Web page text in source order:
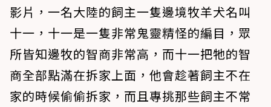
影片，一名大陸的飼主一隻邊境牧羊犬名叫
十一，十一是一隻非常鬼靈精怪的編目，眾
所皆知邊牧的智商非常高，而十一把牠的智
商全部點滿在拆家上面，他會趁著飼主不在
家的時候偷偷拆家，而且專挑那些飼主不常